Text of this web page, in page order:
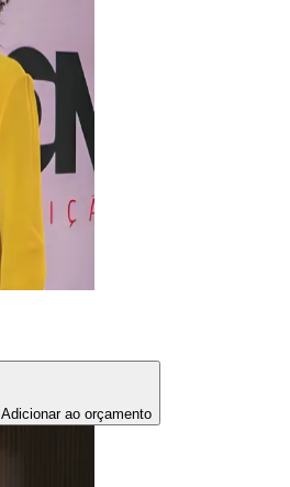
Adicionar ao orçamento